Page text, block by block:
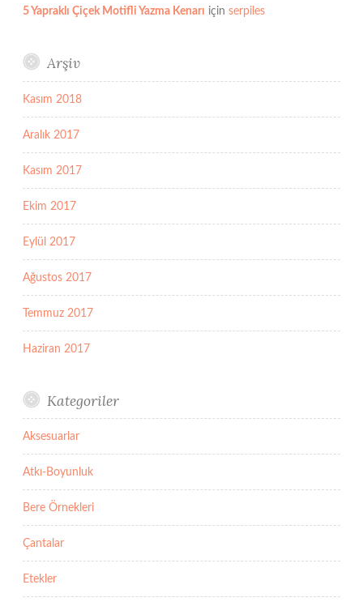
5 Yapraklı Çiçek Motifli Yazma Kenarı için serpiles
Arşiv
Kasım 2018
Aralık 2017
Kasım 2017
Ekim 2017
Eylül 2017
Ağustos 2017
Temmuz 2017
Haziran 2017
Kategoriler
Aksesuarlar
Atkı-Boyunluk
Bere Örnekleri
Çantalar
Etekler